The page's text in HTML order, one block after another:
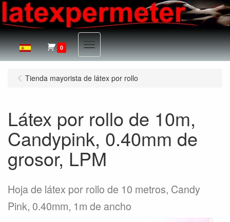
0 Menu
Tienda mayorista de látex por rollo
Látex por rollo de 10m,
Candypink, 0.40mm de
grosor, LPM
Hoja de látex por rollo de 10 metros, Candy
Pink, 0.40mm, 1m de ancho